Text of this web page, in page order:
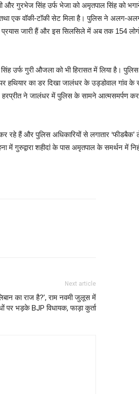
और गुरभेज सिंह उर्फ भेजा को अमृतपाल सिंह को
एक वॉकी-टॉकी सेट मिला है। पुलिस ने अलग-
जारी हैं और इस सिलसिले में अब तक 154 लोगों
गुरी औजला को भी हिरासत में लिया है।
पर हथियार का डर दिखा जालंधर के उड्डोवाल
ने जालंधर में पुलिस के सामने आत्मसमर्पण कर
रहे हैं और पुलिस अधिकारियों से लगातार
गुरुद्वारा शहीदां के पास अमृतपाल के समर्थन में
Next article
का राज है?’, राम नवमी जुलूस में
पर भड़के BJP विधायक, फाड़ा कुर्ता